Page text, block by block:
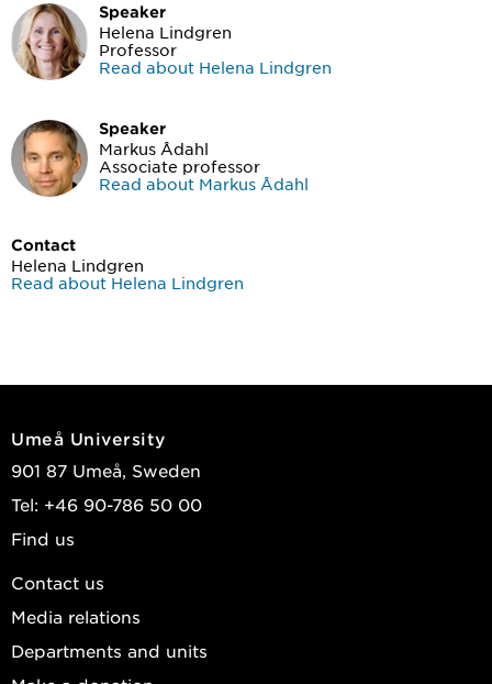
Speaker
Helena Lindgren
Professor
Read about Helena Lindgren
Speaker
Markus Ådahl
Associate professor
Read about Markus Ådahl
Contact
Helena Lindgren
Read about Helena Lindgren
Umeå University
901 87 Umeå, Sweden
Tel: +46 90-786 50 00
Find us
Contact us
Media relations
Departments and units